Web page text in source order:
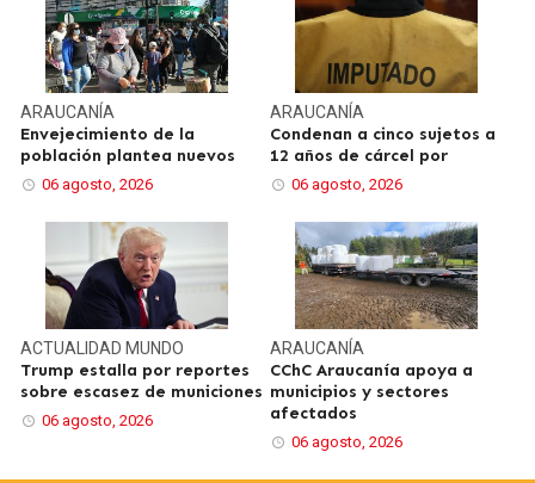
ARAUCANÍA
Envejecimiento de la
población plantea nuevos
06 agosto, 2026
ARAUCANÍA
Condenan a cinco sujetos a
12 años de cárcel por
06 agosto, 2026
ACTUALIDAD MUNDO
Trump estalla por reportes
sobre escasez de municiones
06 agosto, 2026
ARAUCANÍA
CChC Araucanía apoya a
municipios y sectores
afectados
06 agosto, 2026